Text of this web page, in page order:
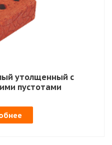
утолщенный с
пустотами